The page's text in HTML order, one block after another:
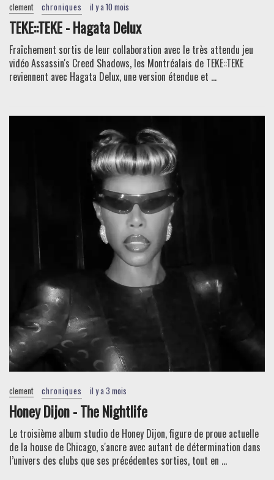
clement chroniques il y a 10 mois
TEKE::TEKE - Hagata Delux
Fraîchement sortis de leur collaboration avec le très attendu jeu
vidéo Assassin's Creed Shadows, les Montréalais de TEKE::TEKE
reviennent avec Hagata Delux, une version étendue et ...
clement chroniques il y a 3 mois
Honey Dijon - The Nightlife
Le troisième album studio de Honey Dijon, figure de proue actuelle
de la house de Chicago, s'ancre avec autant de détermination dans
l’univers des clubs que ses précédentes sorties, tout en ...